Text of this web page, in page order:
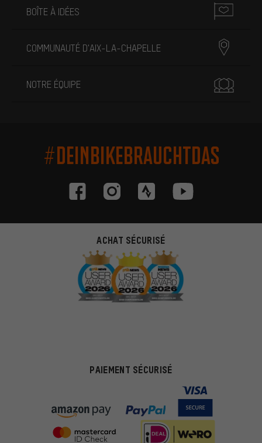
BOÎTE À IDÉES
COMMUNAUTÉ D'AIX-LA-CHAPELLE
NOTRE ÉQUIPE
#DEINBIKEBRAUCHTDAS
ACHAT SÉCURISÉ
PAIEMENT SÉCURISÉ